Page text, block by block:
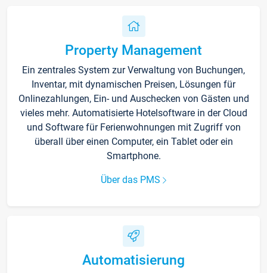
Property Management
Ein zentrales System zur Verwaltung von Buchungen,
Inventar, mit dynamischen Preisen, Lösungen für
Onlinezahlungen, Ein- und Auschecken von Gästen und
vieles mehr. Automatisierte Hotelsoftware in der Cloud
und Software für Ferienwohnungen mit Zugriff von
überall über einen Computer, ein Tablet oder ein
Smartphone.
Über das PMS
Automatisierung